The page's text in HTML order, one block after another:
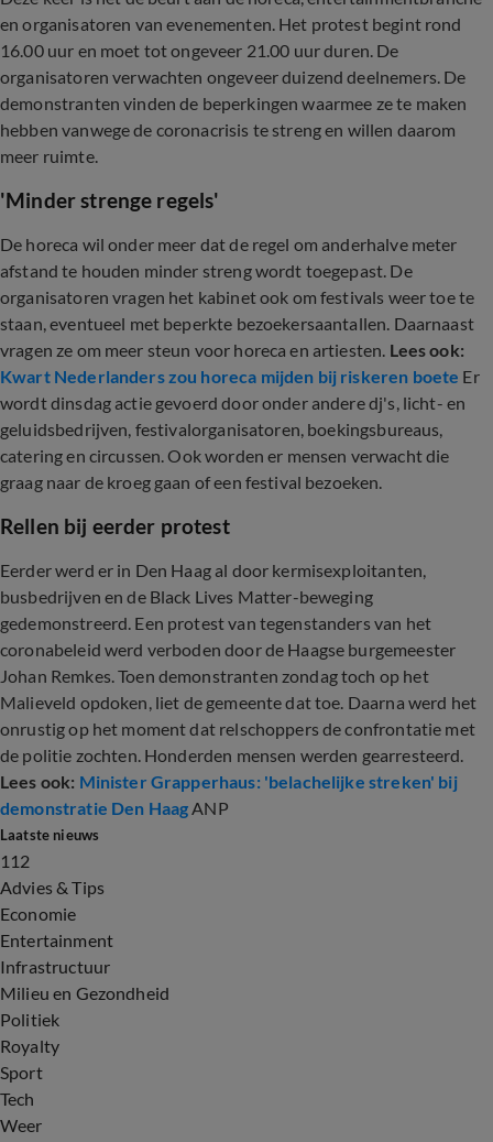
en organisatoren van evenementen. Het protest begint rond
16.00 uur en moet tot ongeveer 21.00 uur duren. De
organisatoren verwachten ongeveer duizend deelnemers. De
demonstranten vinden de beperkingen waarmee ze te maken
hebben vanwege de coronacrisis te streng en willen daarom
meer ruimte.
'Minder strenge regels'
De horeca wil onder meer dat de regel om anderhalve meter
afstand te houden minder streng wordt toegepast. De
organisatoren vragen het kabinet ook om festivals weer toe te
staan, eventueel met beperkte bezoekersaantallen. Daarnaast
vragen ze om meer steun voor horeca en artiesten. Lees ook:
Kwart Nederlanders zou horeca mijden bij riskeren boete Er
wordt dinsdag actie gevoerd door onder andere dj's, licht- en
geluidsbedrijven, festivalorganisatoren, boekingsbureaus,
catering en circussen. Ook worden er mensen verwacht die
graag naar de kroeg gaan of een festival bezoeken.
Rellen bij eerder protest
Eerder werd er in Den Haag al door kermisexploitanten,
busbedrijven en de Black Lives Matter-beweging
gedemonstreerd. Een protest van tegenstanders van het
coronabeleid werd verboden door de Haagse burgemeester
Johan Remkes. Toen demonstranten zondag toch op het
Malieveld opdoken, liet de gemeente dat toe. Daarna werd het
onrustig op het moment dat relschoppers de confrontatie met
de politie zochten. Honderden mensen werden gearresteerd.
Lees ook: Minister Grapperhaus: 'belachelijke streken' bij
demonstratie Den HaagANP
Laatste nieuws
112
Advies & Tips
Economie
Entertainment
Infrastructuur
Milieu en Gezondheid
Politiek
Royalty
Sport
Tech
Weer